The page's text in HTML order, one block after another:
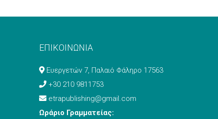
ΕΠΙΚΟΙΝΩΝΙΑ
Ευεργετών 7, Παλαιό Φάληρο 17563
+30 210 9811753
etrapublishing@gmail.com
Ωράριο Γραμματείας: